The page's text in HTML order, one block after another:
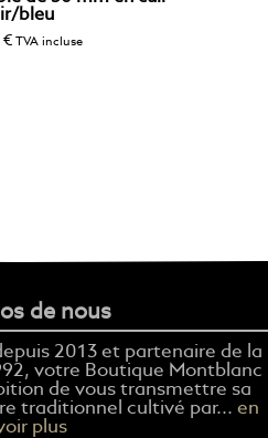
bleu
€ TVA incluse
de nous
2013 et partenaire de la
votre Boutique Montblanc
de vous transmettre sa
traditionnel cultivé par... en
plus